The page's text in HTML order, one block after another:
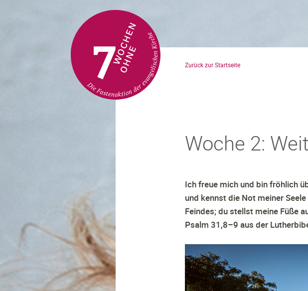
Zurück zur Startseite
Woche 2:
Ich freue mich und bin fröhlich
und kennst die Not meiner
Feindes; du stellst meine Füße
Psalm 31,8–9 aus der